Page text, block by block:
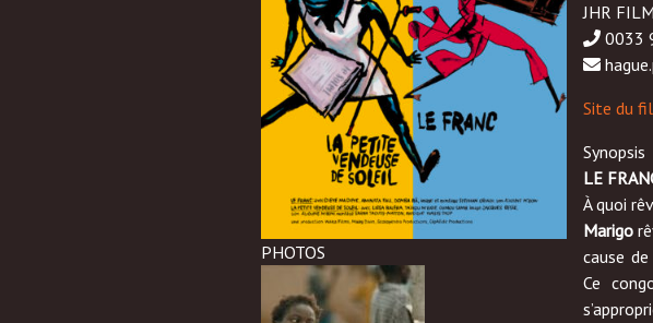
PHOTOS
JHR
0033
Site du
Synopsis
LE
À quoi
Marigo
cause
Ce